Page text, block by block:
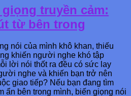
truyền cảm:
từ bên trong
nói của mình khô khan, thiếu
khiến người nghe khó tập
lời nói thốt ra đều có sức lay
nghe và khiến bạn trở nên
giao tiếp? Nếu bạn đang tìm
ẩn bên trong mình, biến giọng nói